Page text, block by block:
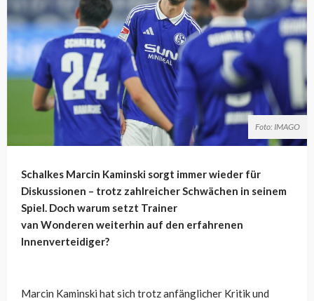
Foto: IMAGO
Schalkes Marcin Kaminski sorgt immer wieder für
Diskussionen – trotz zahlreicher Schwächen in seinem
Spiel. Doch warum setzt Trainer
van Wonderen weiterhin auf den erfahrenen
Innenverteidiger?
Marcin Kaminski hat sich trotz anfänglicher Kritik und